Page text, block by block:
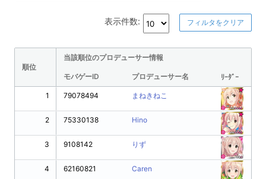
表示件数: フィルタをクリア
順位
当該順位のプロデューサー情報
モバゲーID プロデューサー名 ﾘｰﾀﾞｰ
1
2
3
4
79078494 まねきねこ
75330138 Hino
9108142 りず
62160821 Caren